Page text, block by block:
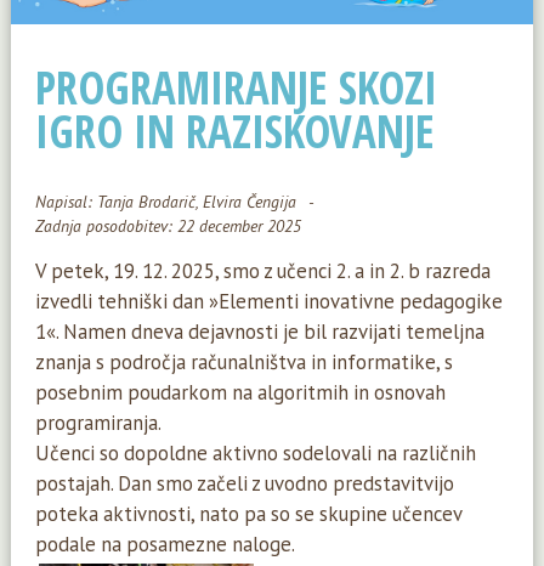
PROGRAMIRANJE SKOZI
IGRO IN RAZISKOVANJE
Napisal: Tanja Brodarič, Elvira Čengija
Zadnja posodobitev: 22 december 2025
V petek, 19. 12. 2025, smo z učenci 2. a in 2. b razreda
izvedli tehniški dan »Elementi inovativne pedagogike
1«. Namen dneva dejavnosti je bil razvijati temeljna
znanja s področja računalništva in informatike, s
posebnim poudarkom na algoritmih in osnovah
programiranja.
Učenci so dopoldne aktivno sodelovali na različnih
postajah. Dan smo začeli z uvodno predstavitvijo
poteka aktivnosti, nato pa so se skupine učencev
podale na posamezne naloge.